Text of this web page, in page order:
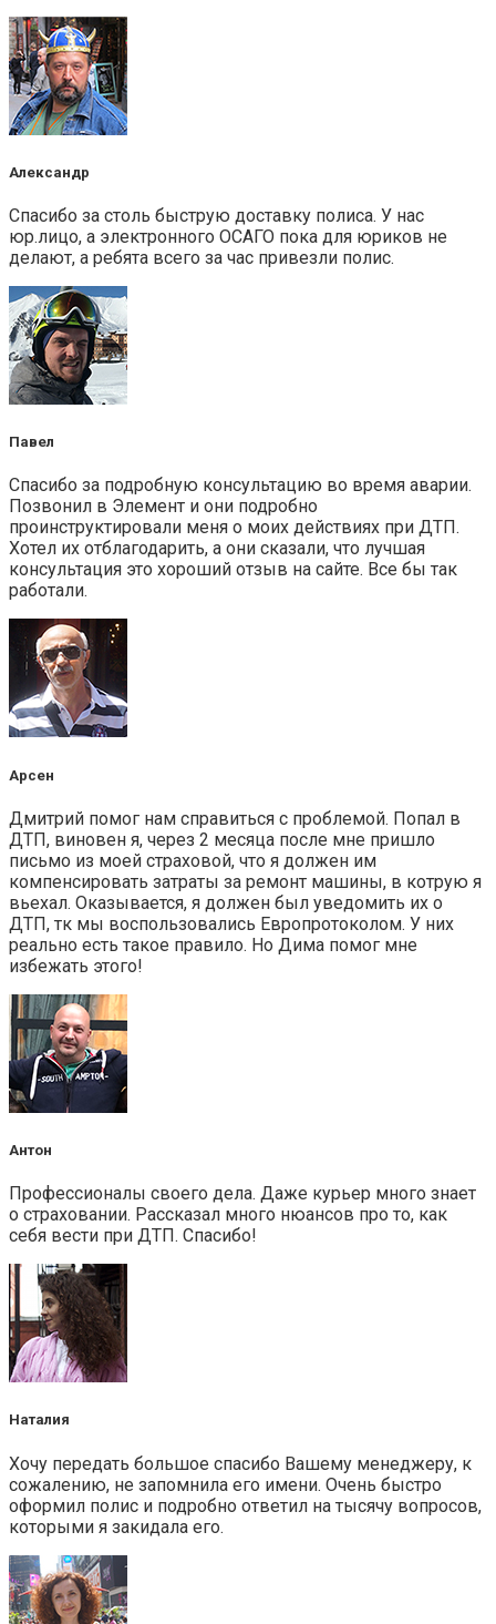
Александр
Спасибо за столь быструю доставку полиса. У нас
юр.лицо, а электронного ОСАГО пока для юриков не
делают, а ребята всего за час привезли полис.
Павел
Спасибо за подробную консультацию во время аварии.
Позвонил в Элемент и они подробно
проинструктировали меня о моих действиях при ДТП.
Хотел их отблагодарить, а они сказали, что лучшая
консультация это хороший отзыв на сайте. Все бы так
работали.
Арсен
Дмитрий помог нам справиться с проблемой. Попал в
ДТП, виновен я, через 2 месяца после мне пришло
письмо из моей страховой, что я должен им
компенсировать затраты за ремонт машины, в котрую я
вьехал. Оказывается, я должен был уведомить их о
ДТП, тк мы воспользовались Европротоколом. У них
реально есть такое правило. Но Дима помог мне
избежать этого!
Антон
Профессионалы своего дела. Даже курьер много знает
о страховании. Рассказал много нюансов про то, как
себя вести при ДТП. Спасибо!
Наталия
Хочу передать большое спасибо Вашему менеджеру, к
сожалению, не запомнила его имени. Очень быстро
оформил полис и подробно ответил на тысячу вопросов,
которыми я закидала его.